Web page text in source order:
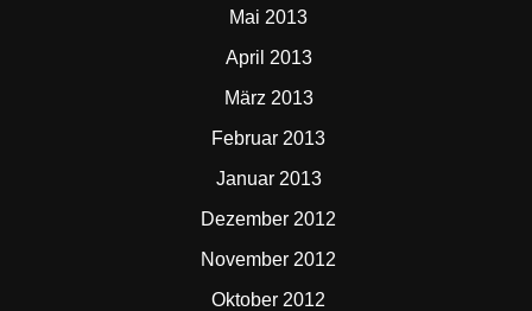
Mai 2013
April 2013
März 2013
Februar 2013
Januar 2013
Dezember 2012
November 2012
Oktober 2012